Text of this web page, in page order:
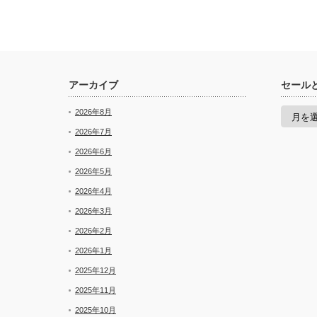
アーカイブ
2026年8月
2026年7月
2026年6月
2026年5月
2026年4月
2026年3月
2026年2月
2026年1月
2025年12月
2025年11月
2025年10月
セール
セ